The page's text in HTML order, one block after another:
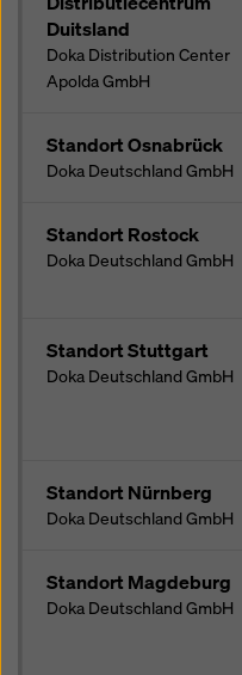
Duitsland
Doka Distribution Center
Apolda GmbH
Standort Osnabrück
Doka Deutschland GmbH
Standort Rostock
Doka Deutschland GmbH
Standort Stuttgart
Doka Deutschland GmbH
Standort Nürnberg
Doka Deutschland GmbH
Standort Magdeburg
Doka Deutschland GmbH